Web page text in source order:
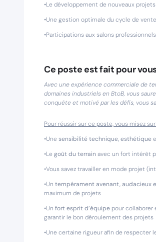
•Le développement de nouveaux
•Une gestion optimale du cycle de
•Participations aux salons
Ce poste est fait pour
Avec une expérience commerciale de
domaines industriels en BtoB, vous
conquête et motivé par les défis, vous
Pour réussir sur ce poste, vous misez sur
•Une sensibilité technique, esthétique
•Le goût du terrain avec un fort intérêt
•Vous savez travailler en mode projet
•Un tempérament avenant, audacieux
maximum de projets
•Un fort esprit d’équipe pour collaborer
garantir le bon déroulement des projets
•Une certaine rigueur afin de respecter